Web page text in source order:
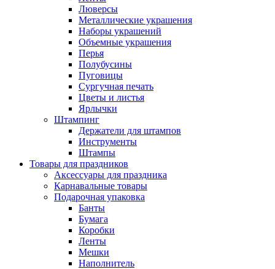
Люверсы
Металлические украшения
Наборы украшений
Объемные украшения
Перья
Полубусины
Пуговицы
Сургучная печать
Цветы и листья
Ярлычки
Штампинг
Держатели для штампов
Инструменты
Штампы
Товары для праздников
Аксессуары для праздника
Карнавальные товары
Подарочная упаковка
Банты
Бумага
Коробки
Ленты
Мешки
Наполнитель